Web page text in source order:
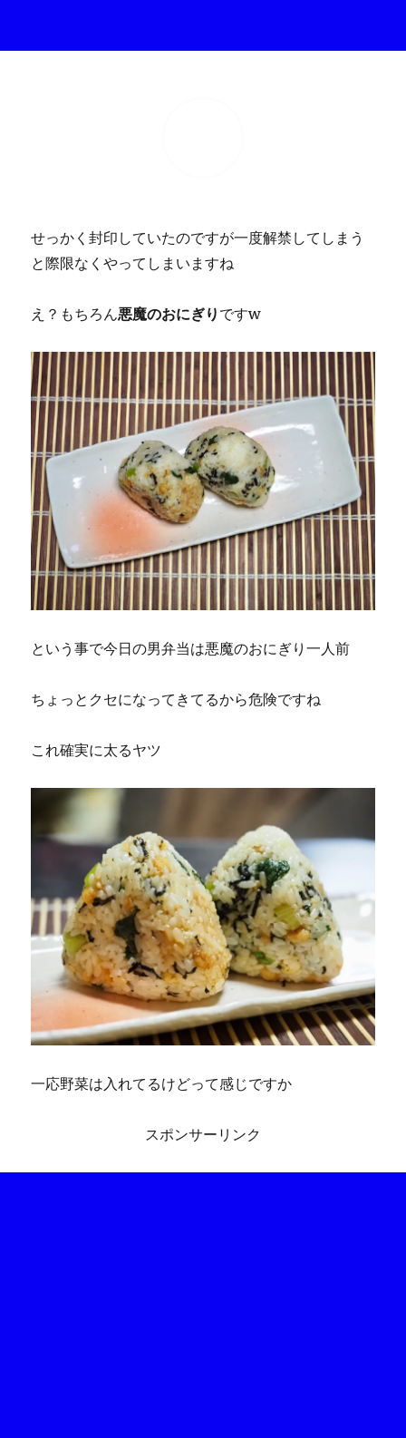
せっかく封印していたのですが一度解禁してしまう
と際限なくやってしまいますね
え？もちろん悪魔のおにぎり ですw
という事で今日の男弁当は悪魔のおにぎり一人前
ちょっとクセになってきてるから危険ですね
これ確実に太るヤツ
一応野菜は入れてるけどって感じですか
スポンサーリンク